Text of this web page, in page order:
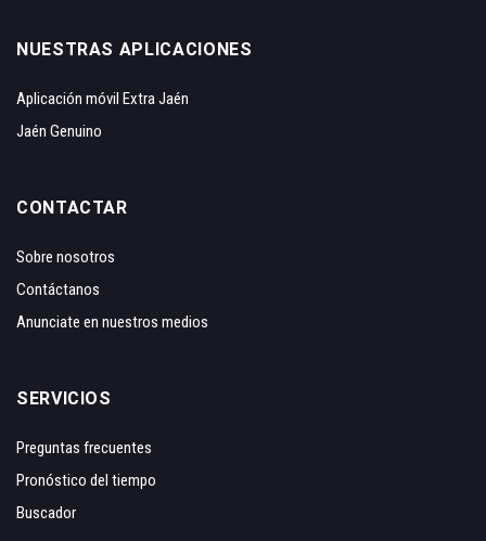
NUESTRAS APLICACIONES
Aplicación móvil Extra Jaén
Jaén Genuino
CONTACTAR
Sobre nosotros
Contáctanos
Anunciate en nuestros medios
SERVICIOS
Preguntas frecuentes
Pronóstico del tiempo
Buscador